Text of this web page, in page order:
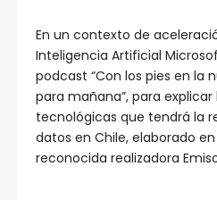
En un contexto de
Inteligencia Artificial
podcast “Con los pies en la
para mañana”, para explicar
tecnológicas que tendrá la
datos en Chile, elaborado
reconocida realizadora